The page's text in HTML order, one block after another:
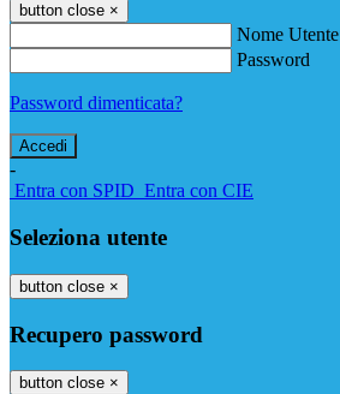
button close ×
Nome Utente
Password
Password dimenticata?
-
Entra con SPID Entra con CIE
Seleziona utente
button close ×
Recupero password
button close ×